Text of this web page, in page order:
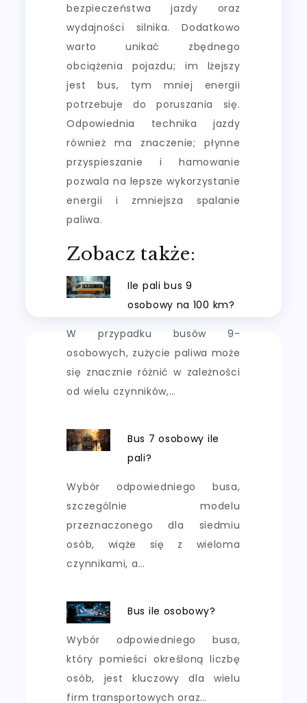
bezpieczeństwa jazdy oraz
wydajności silnika. Dodatkowo
warto unikać zbędnego
obciążenia pojazdu; im lżejszy
jest bus, tym mniej energii
potrzebuje do poruszania się.
Odpowiednia technika jazdy
również ma znaczenie; płynne
przyspieszanie i hamowanie
pozwala na lepsze wykorzystanie
energii i zmniejsza spalanie
paliwa.
Zobacz także:
Ile pali bus 9
osobowy na 100 km?
W przypadku busów 9-
osobowych, zużycie paliwa może
się znacznie różnić w zależności
od wielu czynników,…
Bus 7 osobowy ile
pali?
Wybór odpowiedniego busa,
szczególnie modelu
przeznaczonego dla siedmiu
osób, wiąże się z wieloma
czynnikami, a…
Bus ile osobowy?
Wybór odpowiedniego busa,
który pomieści określoną liczbę
osób, jest kluczowy dla wielu
firm transportowych oraz…